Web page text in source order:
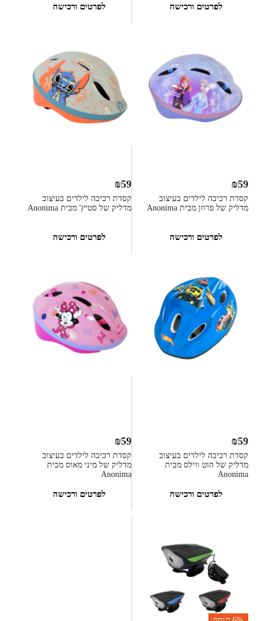
לפרטים ורכישה לפרטים ורכישה
קסדת רכיבה לילדים בעיצוב
מדליק של פרוזן מבית Anonima
₪59
לפרטים ורכישה
קסדת רכיבה לילדים בעיצוב
מדליק של סטיץ' מבית Anonima
₪59
לפרטים ורכישה
קסדת רכיבה לילדים בעיצוב
מדליק של הוט ווילס מבית
Anonima
₪59
לפרטים ורכישה
קסדת רכיבה לילדים בעיצוב
מדליק של מיני מאוס מבית
Anonima
₪59
לפרטים ורכישה